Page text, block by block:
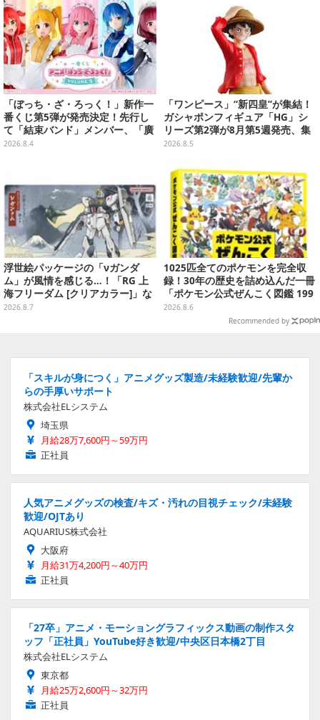
「ぼっち・ざ・ろっく！」新作一
番くじ第5弾が発売決定！先行し
て「結束バンド」メンバー、「廣
井きくり」のメイド衣装フィギュ
2026.8.4
「ワンピース」“新四皇”が集結！
ガシャポンフィギュア「HG」シ
リーズ第2弾が8月第5週発売、集
めて並べたくなるクオリティ
2026.8.5
浮世絵パッケージの「νガンダ
ム」が風情を感じる…！「RG 上
海フリーダム [クリアカラー]」な
どガンプラ2商品が8月順次発売
2026.8.7
1025匹全てのポケモンを完全収
録！30年の歴史を詰め込んだ一冊
「ポケモン公式ぜんこく図鑑 199
6-2026」が大ボリューム
2026.8.6
Recommended by
「スキルが身につく」アニメグッズ製造/未経験歓迎/先輩か
らの手厚いサポート
株式会社ELシステム
埼玉県
月給28万7,600円～59万円
正社員
人気アニメグッズの検査/キズ・汚れの目視チェック/未経験
歓迎/OJTあり
AQUARIUS株式会社
大阪府
月給31万4,200円～40万円
正社員
「27卒」アニメ・モーショングラフィックス動画の制作スタ
ッフ「正社員」YouTube好き歓迎/中央区日本橋2丁目
株式会社ELシステム
東京都
月給25万2,600円～32万円
正社員